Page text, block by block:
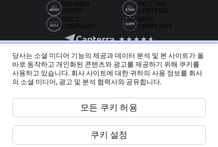
ISO 42001
READY
ISO 27001
CERTIFIED
SOC 2
COMPLIANT
GDPR
COMPLIANT
Capterra, G2, TrustRadius에서 받은 20,000개 이상의 리뷰
한국어
Miro ©2026
당사는 소셜 미디어 기능의 제공과 데이터 분석 및 본 사이트가 올
바로 동작하고 개인화된 콘텐츠와 광고를 제공하기 위해 쿠키를
사용하고 있습니다. 회사 사이트에 대한 귀하의 사용 정보를 회사
의 소셜 미디어, 광고 및 분석 협력사와 공유합니다.
쿠키 설정
모든 쿠키 허용